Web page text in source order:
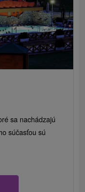
sa nachádzajú
súčasťou sú